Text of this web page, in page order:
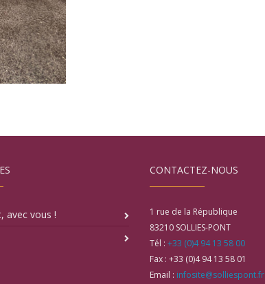
avec vous !
CONTACTEZ-NOUS
1 rue de la République
83210 SOLLIES-PONT
Tél : +33 (0)4 94 13 58 00
Fax : +33 (0)4 94 13 58 01
Email : infosite@solliespont.fr